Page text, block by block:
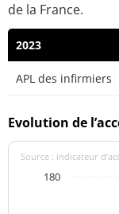
de la France.
2023
APL des infirmiers
Evolution de
Source : indicateur
180